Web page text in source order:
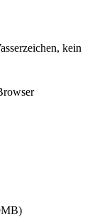
kein